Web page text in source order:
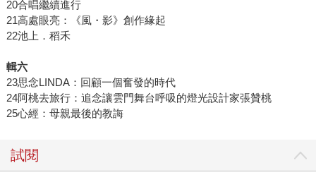
20合唱繼續進行
21高處眼亮：《風・影》創作緣起
22池上．稻禾
輯六
23思念LINDA：回顧一個奮發的時代
24阿桃去旅行：追念讓雲門舞台呼吸的燈光設計家張贊桃
25心經：母親最後的教誨
試閱